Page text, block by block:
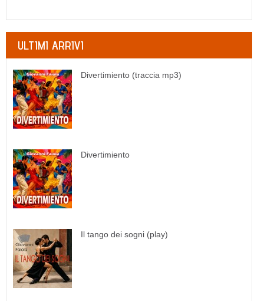
ULTIMI ARRIVI
Divertimiento (traccia mp3)
Divertimiento
Il tango dei sogni (play)